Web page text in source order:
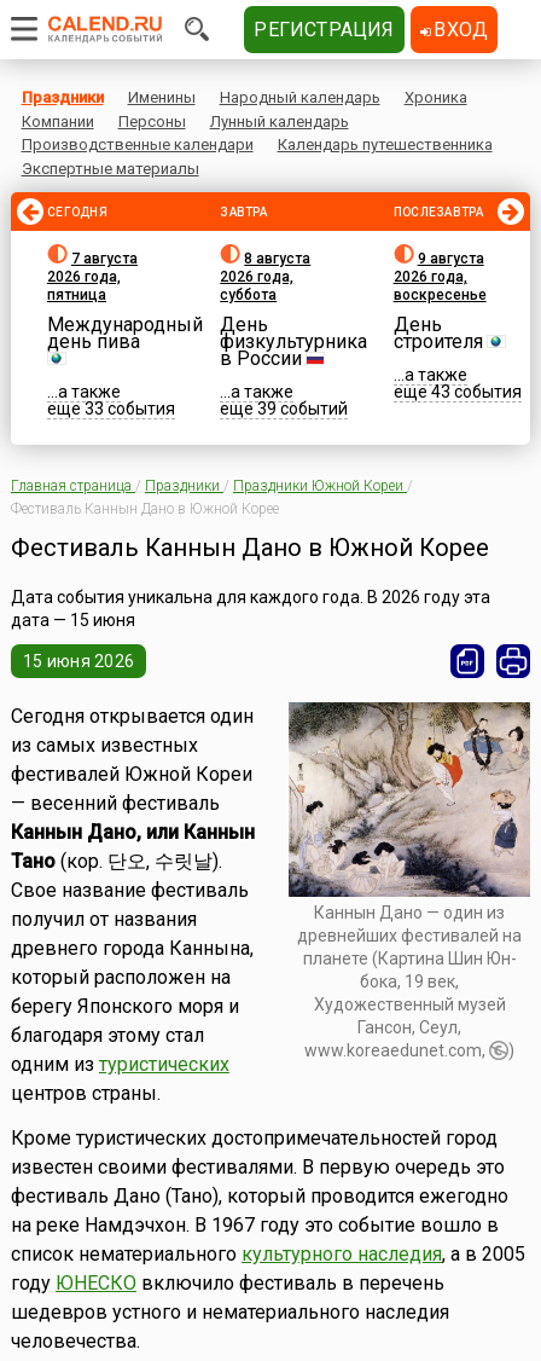
Праздники Именины Народный календарь
Хроника
Компании
Персоны
Лунный календарь
Производственные календари
Календарь путешественника
Экспертные материалы
СЕГОДНЯ
7 августа
2026 года,
пятница
Международный
день пива
...а также
еще 33 события
ЗАВТРА
8 августа
2026 года,
суббота
День
физкультурника
в России
...а также
еще 39 событий
ПОСЛЕЗАВТРА
9 августа
2026 года,
воскресенье
День
строителя
...а также
еще 43 события
Главная страница / Праздники / Праздники Южной Кореи /
Фестиваль Каннын Дано в Южной Корее
Фестиваль Каннын Дано в Южной Корее
Дата события уникальна для каждого года. В 2026 году эта
дата — 15 июня
15 июня 2026
Каннын Дано — один из
древнейших фестивалей на
планете (Картина Шин Юн-
бока, 19 век,
Художественный музей
Гансон, Сеул,
www.koreaedunet.com,
)
Сегодня открывается один
из самых известных
фестивалей Южной Кореи
— весенний фестиваль
Каннын Дано, или Каннын
Тано(кор. 단오, 수릿날).
Свое название фестиваль
получил от названия
древнего города Каннына,
который расположен на
берегу Японского моря и
благодаря этому стал
одним из туристических
центров страны.
Кроме туристических достопримечательностей город
известен своими фестивалями. В первую очередь это
фестиваль Дано (Тано), который проводится ежегодно
на реке Намдэчхон. В 1967 году это событие вошло в
список нематериального культурного наследия, а в 2005
году ЮНЕСКОвключило фестиваль в перечень
шедевров устного и нематериального наследия
человечества.
РЕГИСТРАЦИЯ ВХОД